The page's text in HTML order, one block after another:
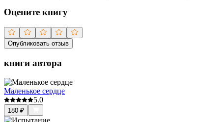
Оцените книгу
Опубликовать отзыв
книги автора
Маленькое сердце
5.0
180 ₽